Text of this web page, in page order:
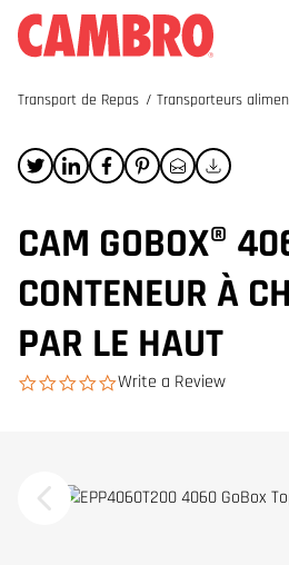
Transport de Repas / Transporteurs
CAM GOBOX®
CONTENEUR À
PAR LE HAUT
0.0 star rating
Write a Review